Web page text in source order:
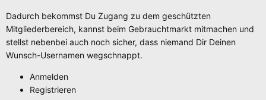
Dadurch bekommst Du Zugang zu dem geschützten
Mitgliederbereich, kannst beim Gebrauchtmarkt mitmachen und
stellst nebenbei auch noch sicher, dass niemand Dir Deinen
Wunsch-Usernamen wegschnappt.
Anmelden
Registrieren